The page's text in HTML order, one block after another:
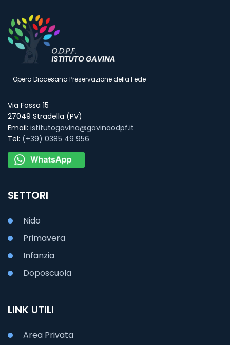
Opera Diocesana Preservazione della Fede
Via Fossa 15
27049 Stradella (PV)
Email: istitutogavina@gavinaodpf.it
Tel: (+39) 0385 49 956
SETTORI
Nido
Primavera
Infanzia
Doposcuola
LINK UTILI
Area Privata